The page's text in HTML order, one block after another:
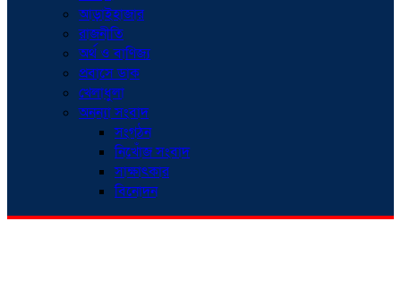
আড়াইহাজার
রাজনীতি
অর্থ ও বাণিজ্য
প্রবাসে ডাক
খেলাধুলা
অনন্যা সংবাদ
সংগঠন
নিখোঁজ সংবাদ
সাক্ষাৎকার
বিনোদন